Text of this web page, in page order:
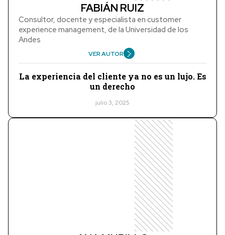
FABIÁN RUIZ
Consultor, docente y especialista en customer
experience management, de la Universidad de los
Andes
VER AUTOR
La experiencia del cliente ya no es un lujo. Es
un derecho
julio 3, 2025